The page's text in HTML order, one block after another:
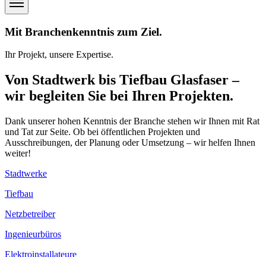
Mit Branchenkenntnis zum Ziel.
Ihr Projekt, unsere Expertise.
Von Stadtwerk bis Tiefbau Glasfaser –
wir begleiten Sie bei Ihren Projekten.
Dank unserer hohen Kenntnis der Branche stehen wir Ihnen mit Rat
und Tat zur Seite. Ob bei öffentlichen Projekten und
Ausschreibungen, der Planung oder Umsetzung – wir helfen Ihnen
weiter!
Stadtwerke
Tiefbau
Netzbetreiber
Ingenieurbüros
Elektroinstallateure